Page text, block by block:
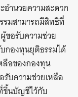
ำนวยความสะดวก
มสามารถมีสิทธิที่
ขอรับความช่วย
กองทุนยุติธรรมได้
ลือของกองทุน
บความช่วยเหลือ
ขึ้นบัญชีไว้กับ